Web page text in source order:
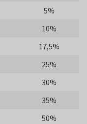
5%
10%
17,5%
25%
30%
35%
50%